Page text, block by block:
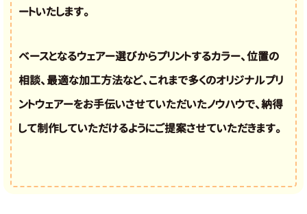
ートいたします。
ベースとなるウェアー選びからプリントするカラー、位置の
相談、最適な加工方法など、これまで多くのオリジナルプリ
ントウェアーをお手伝いさせていただいたノウハウで、納得
して制作していただけるようにご提案させていただきます。